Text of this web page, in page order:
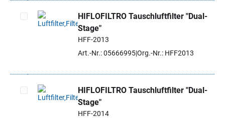
Artikel auswählen
HIFLOFILTRO Tauschluftfilter "Dual-
Stage"
HFF-2013
Art.-Nr.: 05666995Org.-Nr.: HFF2013
Artikel auswählen
HIFLOFILTRO Tauschluftfilter "Dual-
Stage"
HFF-2014